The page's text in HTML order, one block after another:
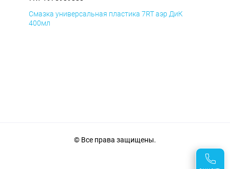
Смазка универсальная пластика 7RT аэр ДиК
400мл
© Все права защищены.